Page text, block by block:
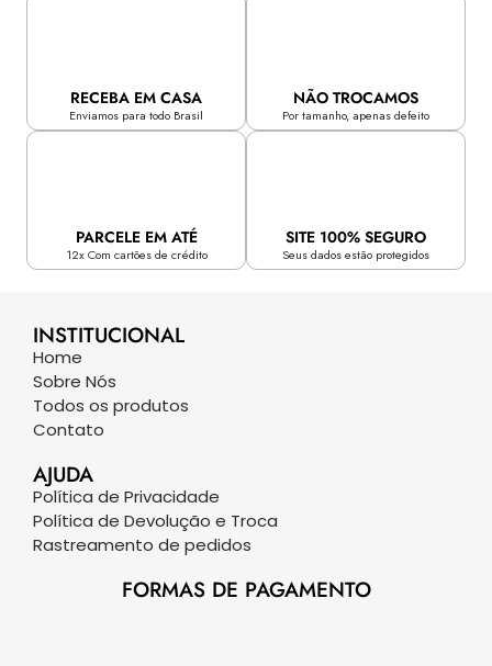
RECEBA EM CASA
Enviamos para todo Brasil
NÃO TROCAMOS
Por tamanho, apenas defeito
PARCELE EM ATÉ
12x Com cartões de crédito
SITE 100% SEGURO
Seus dados estão protegidos
INSTITUCIONAL
Home
Sobre Nós
Todos os produtos
Contato
AJUDA
Política de Privacidade
Política de Devolução e Troca
Rastreamento de pedidos
FORMAS DE PAGAMENTO